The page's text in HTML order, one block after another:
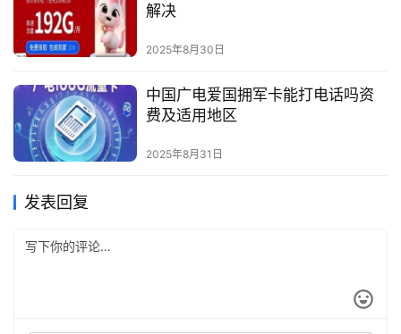
解决
2025年8月30日
中国广电爱国拥军卡能打电话吗资
费及适用地区
2025年8月31日
发表回复